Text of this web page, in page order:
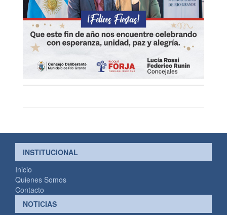
INSTITUCIONAL
Inicio
Quienes Somos
Contacto
NOTICIAS